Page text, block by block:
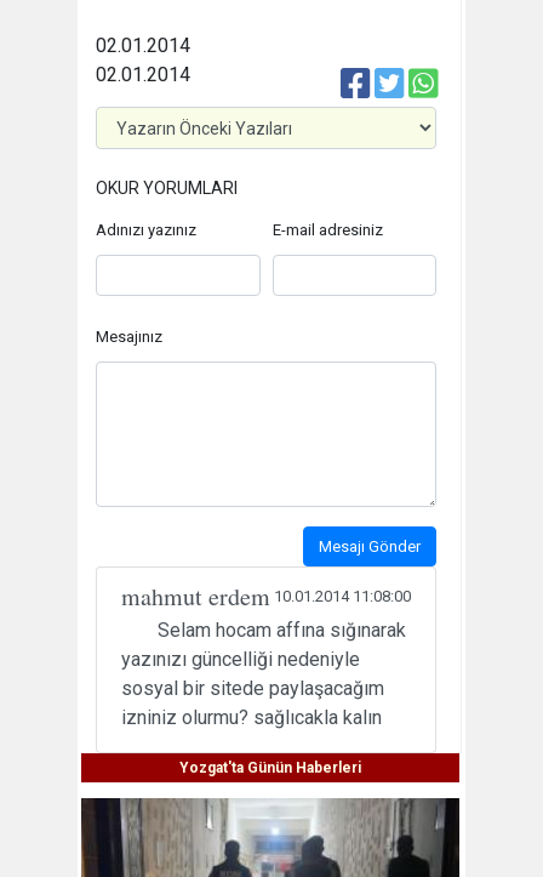
02.01.2014
02.01.2014
OKUR YORUMLARI
Adınızı yazınız E-mail adresiniz
Mesajınız
Mesajı Gönder
mahmut erdem 10.01.2014 11:08:00
Selam hocam affına sığınarak
yazınızı güncelliği nedeniyle
sosyal bir sitede paylaşacağım
izniniz olurmu? sağlıcakla kalın
Yozgat'ta Günün Haberleri